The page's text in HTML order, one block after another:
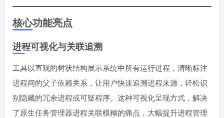
核心功能亮点
进程可视化与关联追溯
工具以直观的树状结构展示系统中所有运行进程，清晰标注
进程间的父子依赖关系，让用户快速追溯进程来源，轻松识
别隐藏的冗余进程或可疑程序。这种可视化呈现方式，解决
了原生任务管理器进程关联模糊的痛点，大幅提升进程管理